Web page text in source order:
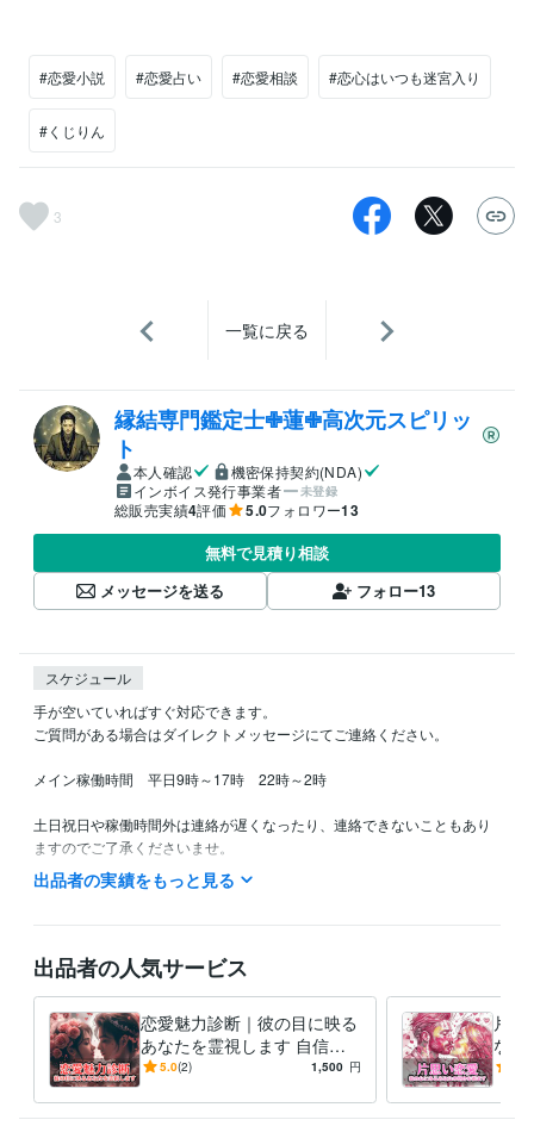
#恋愛小説 #恋愛占い #恋愛相談 #恋心はいつも迷宮入り
#くじりん
3
一覧に戻る
縁結専門鑑定士✙蓮✙高次元スピリッ
ト
本人確認
機密保持契約(NDA)
インボイス発行事業者
未登録
総販売実績4評価 5.0フォロワー13
無料で見積り相談
メッセージを送る
フォロー13
スケジュール
手が空いていればすぐ対応できます。
ご質問がある場合はダイレクトメッセージにてご連絡ください。
メイン稼働時間　平日9時～17時　22時～2時
土日祝日や稼働時間外は連絡が遅くなったり、連絡できないこともあり
ますのでご了承くださいませ。
できるだけ敏速な返答を心がけています。
メンタルトレーニングスペシャリスト
得意分野
悩み相談・カウンセリング 愚痴聞き・メンタルが落ちる・副業相談
愚痴聞き 副業 導線
出品者の実績をもっと見る
出品者の人気サービス
恋愛魅力診断｜彼の目に映る
あなたを霊視します 自信が
つく！彼の目に映るあなたを
う
5.0(2) 1,500 円
片思
なた
持ち
す